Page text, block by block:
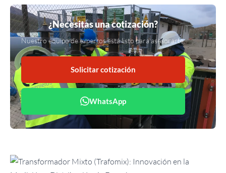
¿Necesitas una cotización?
Nuestro equipo de expertos está listo para asesorarte.
Solicitar cotización
WhatsApp